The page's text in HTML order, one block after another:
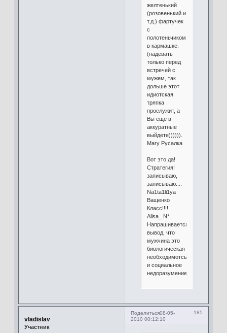
желтенький
(розовенький и
т.д.) фартучек
с
полотеньчиком
в кармашке.
(надевать
только перед
встречей с
мужем, так
дольше этот
идиотская
тряпка
прослужит, а
Вы еще в
аккуратные
выйдете)))))).
Mary Русалка
Вот это да!
Стратегия!
записываю,
записываю....
Na1ta1li1ya
Ващенко
Класс!!!!
Alisa_ N*
Напрашивается
вывод, что
мужчина это
биологическая
необходимотсь
и социальное
недоразумение...
Поделиться 185
08-05-
2010 00:12:10
vladislav
Участник